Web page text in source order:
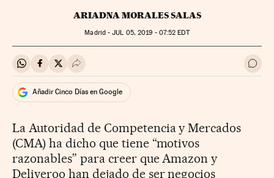
ARIADNA MORALES SALAS
Madrid -JUL 05, 2019 - 07:52 EDT
Compartir en Whatsapp
Compartir en Facebook
Compartir en Twitter
Desplegar Redes Sociales Ir a
Añadir Cinco Días en Google
La Autoridad de Competencia y Mercados
(CMA) ha dicho que tiene “motivos
razonables” para creer que Amazon y
Deliveroo han dejado de ser negocios